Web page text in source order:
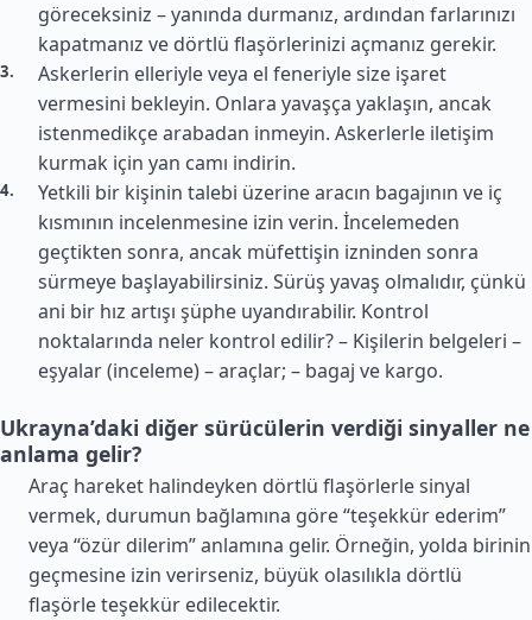
göreceksiniz – yanında durmanız, ardından farlarınızı
kapatmanız ve dörtlü flaşörlerinizi açmanız gerekir.
Askerlerin elleriyle veya el feneriyle size işaret
vermesini bekleyin. Onlara yavaşça yaklaşın, ancak
istenmedikçe arabadan inmeyin. Askerlerle iletişim
kurmak için yan camı indirin.
Yetkili bir kişinin talebi üzerine aracın bagajının ve iç
kısmının incelenmesine izin verin. İncelemeden
geçtikten sonra, ancak müfettişin izninden sonra
sürmeye başlayabilirsiniz. Sürüş yavaş olmalıdır, çünkü
ani bir hız artışı şüphe uyandırabilir. Kontrol
noktalarında neler kontrol edilir? – Kişilerin belgeleri –
eşyalar (inceleme) – araçlar; – bagaj ve kargo.
Ukrayna’daki diğer sürücülerin verdiği sinyaller ne
anlama gelir?
Araç hareket halindeyken dörtlü flaşörlerle sinyal
vermek, durumun bağlamına göre “teşekkür ederim”
veya “özür dilerim” anlamına gelir. Örneğin, yolda birinin
geçmesine izin verirseniz, büyük olasılıkla dörtlü
flaşörle teşekkür edilecektir.